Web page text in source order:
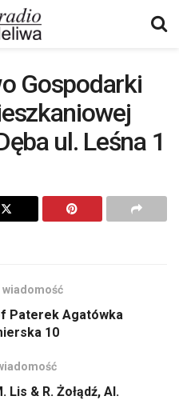
Gospodarki
ul. Leśna 1
wiadomość
Paterek Agatówka
10
Lis & R. Żołądź, Al.